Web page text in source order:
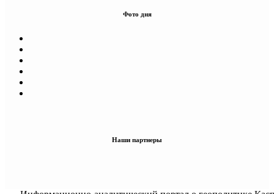
Фото дня
Наши партнеры